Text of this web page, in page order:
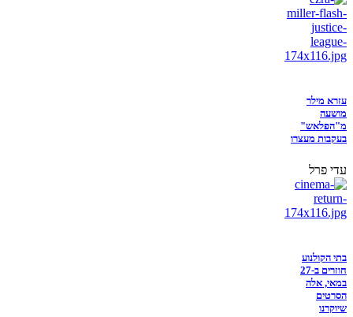
עזרא מילר
מושעה
מ"הפלאש"
בעקבות מעצרו
עדי פרל
בתי הקולנוע
חוזרים ב-27
במאי, אלה
הסרטים
שיוקרנו